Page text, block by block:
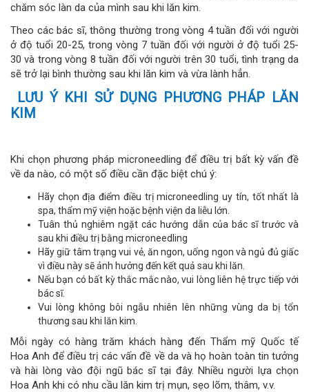
chăm sóc làn da của mình sau khi lăn kim.
Theo các bác sĩ, thông thường trong vòng 4 tuần đối với người
ở độ tuổi 20-25, trong vòng 7 tuần đối với người ở độ tuổi 25-
30 và trong vòng 8 tuần đối với người trên 30 tuổi, tình trạng da
sẽ trở lại bình thường sau khi lăn kim và vừa lành hẳn.
LƯU Ý KHI SỬ DỤNG PHƯƠNG PHÁP LĂN
KIM
Khi chọn phương pháp microneedling để điều trị bất kỳ vấn đề
về da nào, có một số điều cần đặc biệt chú ý:
Hãy chọn địa điểm điều trị microneedling uy tín, tốt nhất là
spa, thẩm mỹ viện hoặc bệnh viện da liễu lớn.
Tuân thủ nghiêm ngặt các hướng dẫn của bác sĩ trước và
sau khi điều trị bằng microneedling
Hãy giữ tâm trạng vui vẻ, ăn ngon, uống ngon và ngủ đủ giấc
vì điều này sẽ ảnh hưởng đến kết quả sau khi lăn.
Nếu bạn có bất kỳ thắc mắc nào, vui lòng liên hệ trực tiếp với
bác sĩ.
Vui lòng không bôi ngẫu nhiên lên những vùng da bị tổn
thương sau khi lăn kim.
Mỗi ngày có hàng trăm khách hàng đến Thẩm mỹ Quốc tế
Hoa Anh để điều trị các vấn đề về da và họ hoàn toàn tin tưởng
và hài lòng vào đội ngũ bác sĩ tại đây. Nhiều người lựa chọn
Hoa Anh khi có nhu cầu lăn kim trị mụn, sẹo lõm, thâm, v.v.